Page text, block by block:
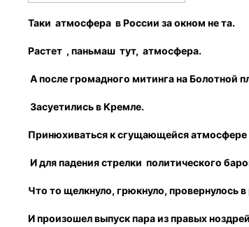
Таки атмосфера в России за окном не та.
Растет , паньмаш тут, атмосфера.
А после громадного митинга на Болотной
Засуетились в Кремле.
Принюхиваться к сгущающейся атмосфере
И для падения стрелки политического
Что то щелкнуло, грюкнуло, провернулось
И произошел выпуск пара из правых